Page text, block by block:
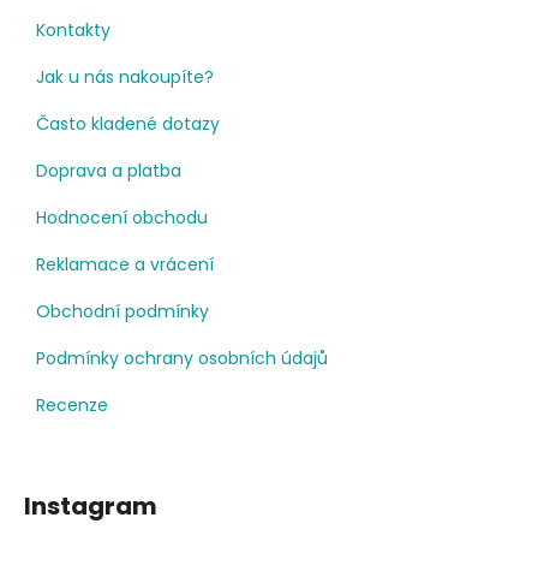
Kontakty
Jak u nás nakoupíte?
Často kladené dotazy
Doprava a platba
Hodnocení obchodu
Reklamace a vrácení
Obchodní podmínky
Podmínky ochrany osobních údajů
Recenze
Instagram